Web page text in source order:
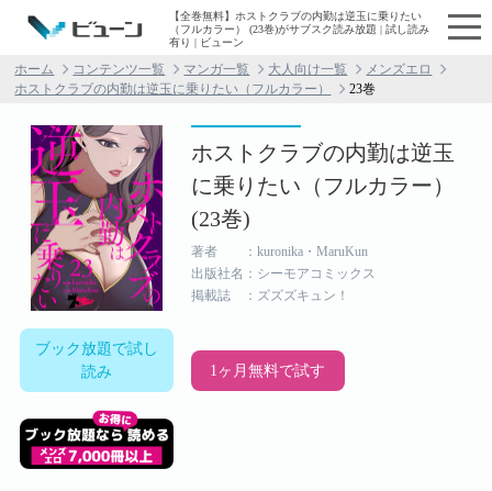
【全巻無料】ホストクラブの内勤は逆玉に乗りたい
（フルカラー） (23巻)がサブスク読み放題 | 試し読み
有り | ビューン
ホーム コンテンツ一覧 マンガ一覧 大人向け一覧
メンズエロ
ホストクラブの内勤は逆玉に乗りたい（フルカラー）
23巻
ブック放題で試し
読み
ホストクラブの内勤は逆玉
に乗りたい（フルカラー）
(23巻)
著者 ：kuronika・MaruKun
出版社名：シーモアコミックス
掲載誌 ：ズズズキュン！
1ヶ月無料で試す